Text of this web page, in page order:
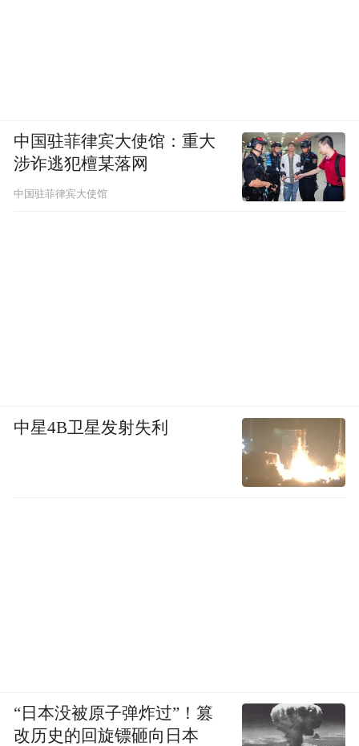
中国驻菲律宾大使馆：重大
涉诈逃犯檀某落网
中国驻菲律宾大使馆
中星4B卫星发射失利
“日本没被原子弹炸过”！篡
改历史的回旋镖砸向日本